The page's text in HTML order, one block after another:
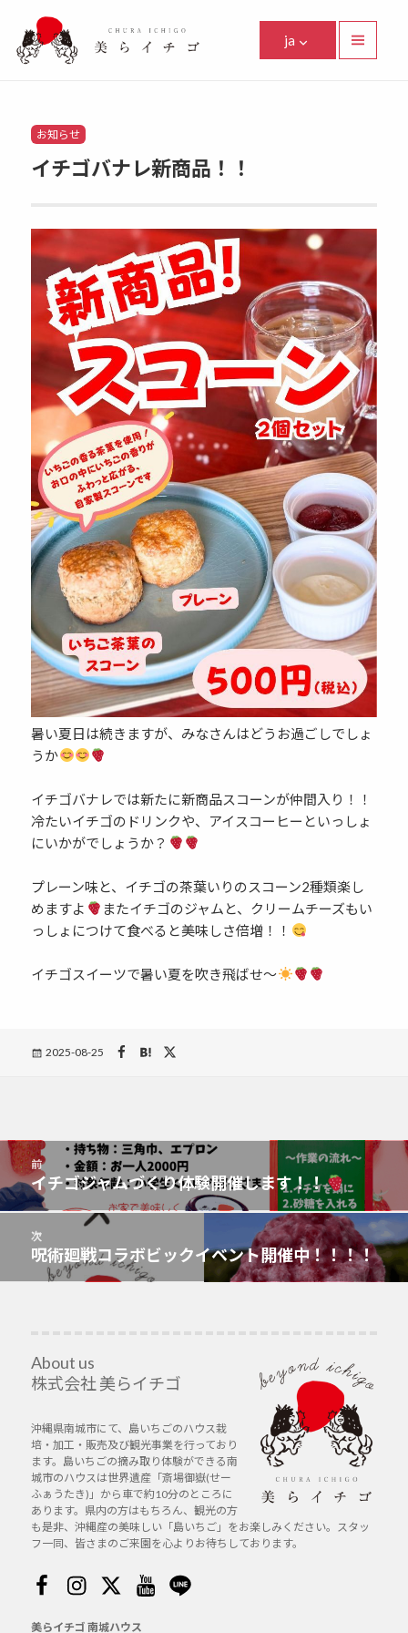
美らイチゴ
ja
Categories
お知らせ
イチゴバナレ新商品！！
暑い夏日は続きますが、みなさんはどうお過ごしでしょ
うか
イチゴバナレでは新たに新商品スコーンが仲間入り！！
冷たいイチゴのドリンクや、アイスコーヒーといっしょ
にいかがでしょうか？
プレーン味と、イチゴの茶葉いりのスコーン2種類楽し
めますよ
またイチゴのジャムと、クリームチーズもい
っしょにつけて食べると美味しさ倍増！！
イチゴスイーツで暑い夏を吹き飛ばせ〜
Posted
2025-08-25
投
稿
ナ
ビ
シ
前
前
の
投
稿:
イチゴジャムづくり体験開催します！！
次
次
の
呪術廻戦コラボビックイベント開催中！！！！
About us
株式会社 美らイチゴ
沖縄県南城市にて、島いちごのハウス栽
培・加工・販売及び観光事業を行っており
ます。島いちごの摘み取り体験ができる南
城市のハウスは世界遺産「斎場御嶽(せー
ふぁうたき)」から車で約10分のところに
あります。県内の方はもちろん、観光の方
も是非、沖縄産の美味しい「島いちご」をお楽しみください。スタッ
フ一同、皆さまのご来園を心よりお待ちしております。
Facebook
Instagram
Twitter
Youtube
Line
美らイチゴ 南城ハウス